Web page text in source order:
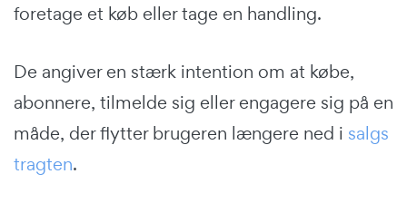
foretage et køb eller tage en handling.
De angiver en stærk intention om at købe,
abonnere, tilmelde sig eller engagere sig på en
måde, der flytter brugeren længere ned i salgs
tragten.